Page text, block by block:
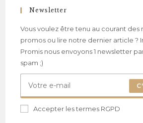
Newsletter
Vous voulez être tenu au courant des
promos ou lire notre dernier article ?
Promis nous envoyons 1 newsletter
spam ;)
Accepter les termes RGPD